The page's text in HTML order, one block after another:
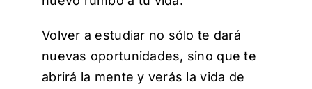
Volver a estudiar no sólo te dará
nuevas oportunidades, sino que te
abrirá la mente y verás la vida de